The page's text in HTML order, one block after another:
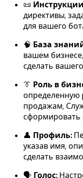
📜
директивы,
для вашего
🧠 База
вашем бизнесе,
сделать
👔 Роль в
определенную
продажам,
сформировать
👤 Профиль:
указав имя,
сделать
🗣️ Голос: